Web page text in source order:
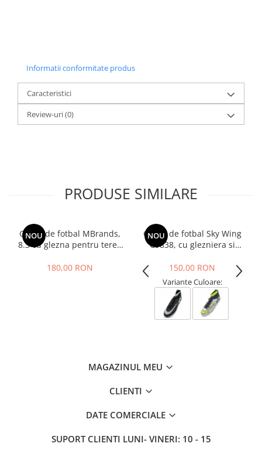
Informatii conformitate produs
Caracteristici
Review-uri(0)
PRODUSE SIMILARE
NOU
Ghete de fotbal MBrands,
8.3 cu glezna pentru teren
180,00 RON
NOU
Ghete de fotbal Sky Wing
C9838, cu glezniera si
sau sintetic
150,00 RON
Variante Culoare:
MAGAZINUL MEU
CLIENTI
DATE COMERCIALE
SUPORT CLIENTI LUNI- VINERI: 10 - 15